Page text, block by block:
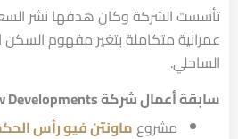
تأسست الشركة وكان هدفها نشر
عمرانية متكاملة بتغير مفهوم السكن
الساحلي.
سابقة أعمال شركة Mountain View Developments:
مشروعماونتن فيو رأس